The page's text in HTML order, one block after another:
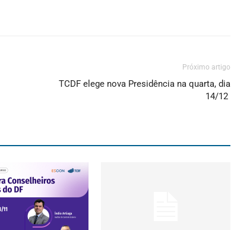
Próximo artigo
TCDF elege nova Presidência na quarta, dia
14/12